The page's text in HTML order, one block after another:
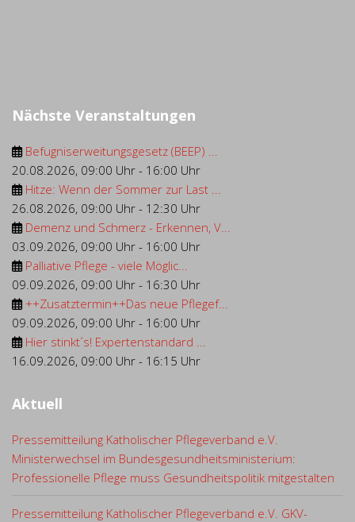
Nächste Veranstaltungen
Befugniserweitungsgesetz (BEEP) ...
20.08.2026, 09:00 Uhr - 16:00 Uhr
Hitze: Wenn der Sommer zur Last ...
26.08.2026, 09:00 Uhr - 12:30 Uhr
Demenz und Schmerz - Erkennen, V...
03.09.2026, 09:00 Uhr - 16:00 Uhr
Palliative Pflege - viele Möglic...
09.09.2026, 09:00 Uhr - 16:30 Uhr
++Zusatztermin++Das neue Pflegef...
09.09.2026, 09:00 Uhr - 16:00 Uhr
Hier stinkt´s! Expertenstandard ...
16.09.2026, 09:00 Uhr - 16:15 Uhr
Aktuell
Pressemitteilung Katholischer Pflegeverband e.V.
Ministerwechsel im Bundesgesundheitsministerium:
Professionelle Pflege muss Gesundheitspolitik mitgestalten
Pressemitteilung Katholischer Pflegeverband e.V. GKV-